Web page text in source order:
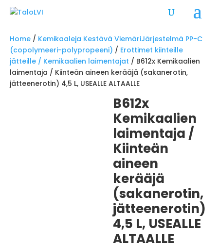
Home / Kemikaaleja Kestävä ViemäriJärjestelmä PP-C
(copolymeeri-polypropeeni) / Erottimet kiinteille
jätteille / Kemikaalien laimentajat / B612x Kemikaalien
laimentaja / Kiinteän aineen kerääjä (sakanerotin,
jätteenerotin) 4,5 L, USEALLE ALTAALLE
B612x
Kemikaalien
laimentaja /
Kiinteän
aineen
kerääjä
(sakanerotin,
jätteenerotin)
4,5 L, USEALLE
ALTAALLE